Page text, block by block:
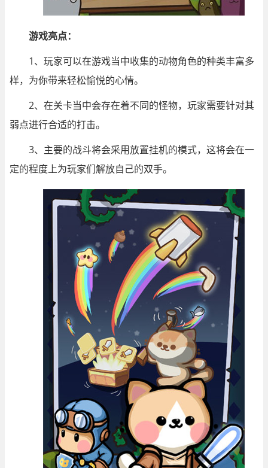
游戏亮点：
1、玩家可以在游戏当中收集的动物角色的种类丰富多
样，为你带来轻松愉悦的心情。
2、在关卡当中会存在着不同的怪物，玩家需要针对其
弱点进行合适的打击。
3、主要的战斗将会采用放置挂机的模式，这将会在一
定的程度上为玩家们解放自己的双手。